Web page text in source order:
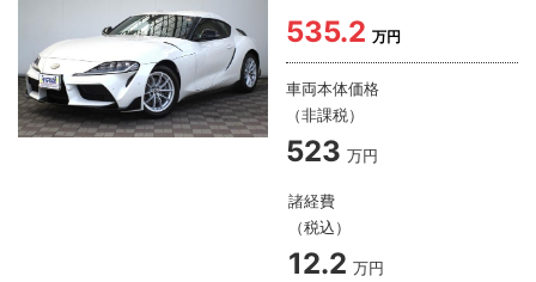
535.2 万円
車両本体価格
（非課税）
523 万円
諸経費
（税込）
12.2 万円